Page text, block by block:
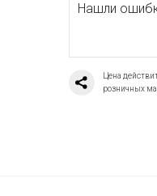
Нашли
Цена
розничных